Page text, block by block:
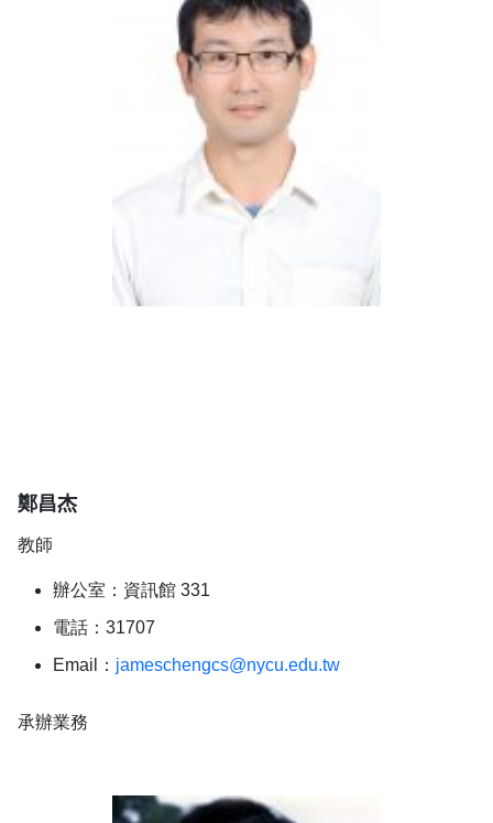
鄭昌杰
教師
辦公室：資訊館 331
電話：31707
Email： jameschengcs@nycu.edu.tw
承辦業務